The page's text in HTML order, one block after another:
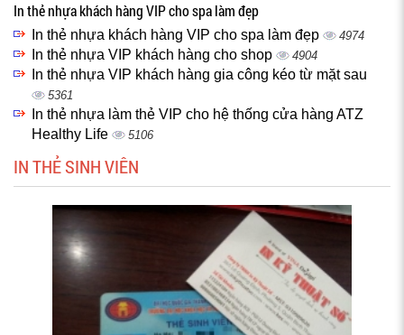
In thẻ nhựa khách hàng VIP cho spa làm đẹp
In thẻ nhựa khách hàng VIP cho spa làm đẹp 4974
In thẻ nhựa VIP khách hàng cho shop 4904
In thẻ nhựa VIP khách hàng gia công kéo từ mặt sau
5361
In thẻ nhựa làm thẻ VIP cho hệ thống cửa hàng ATZ
Healthy Life
5106
IN THẺ SINH VIÊN